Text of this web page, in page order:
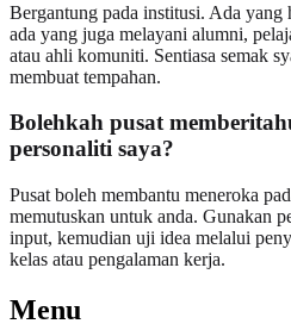
Bergantung pada institusi. Ada yang
ada yang juga melayani alumni,
atau ahli komuniti. Sentiasa semak
membuat tempahan.
Bolehkah pusat
personaliti saya?
Pusat boleh membantu meneroka
memutuskan untuk anda. Gunakan
input, kemudian uji idea melalui
kelas atau pengalaman kerja.
Menu